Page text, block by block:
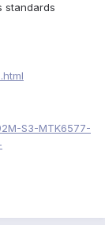
standards
S3-MTK6577-